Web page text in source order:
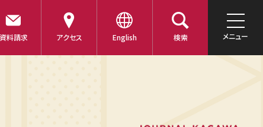
資料請求 アクセス English 検索 メニュー